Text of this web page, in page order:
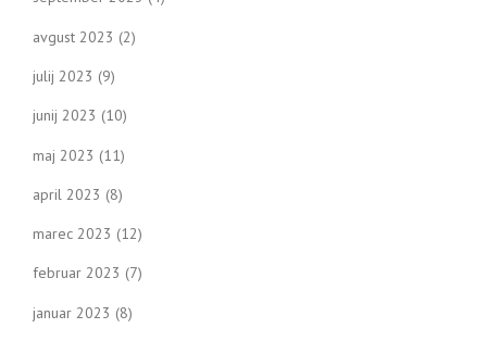
avgust 2023 (2)
julij 2023 (9)
junij 2023 (10)
maj 2023 (11)
april 2023 (8)
marec 2023 (12)
februar 2023 (7)
januar 2023 (8)